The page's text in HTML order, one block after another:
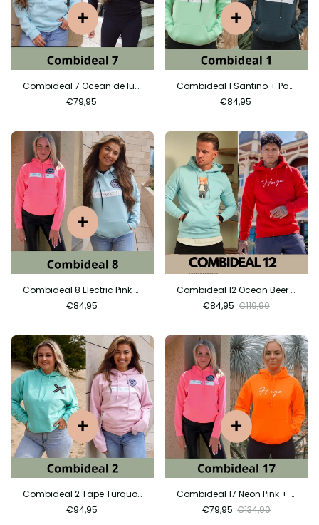
Combideal 7 Ocean de luxe + Baby blue city
€79,95
Combideal 1 Santino + Panorama City
€84,95
Combideal 8 Electric Pink City + City Ocean
€84,95
Combideal 12 Ocean Beer + Sign Red
€84,95 €119,90
Combideal 2 Tape Turquoise + Soft Pink City
€94,95
Combideal 17 Neon Pink + Neon Orange
€79,95 €134,90